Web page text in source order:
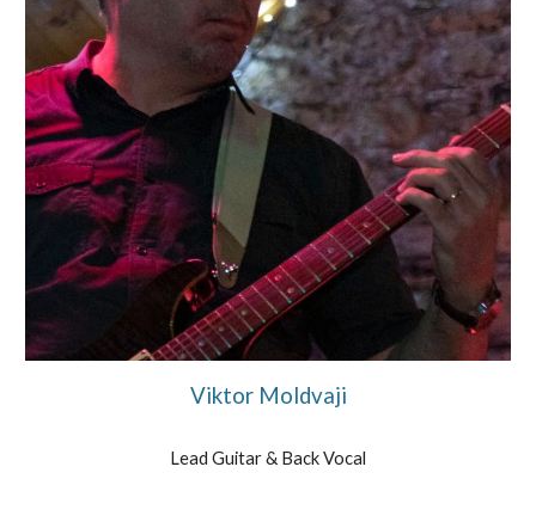
Viktor Moldvaji
Lead Guitar & Back Vocal